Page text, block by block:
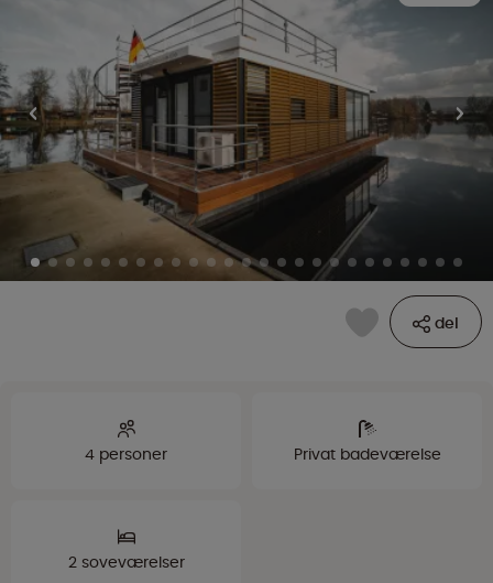
del
4 personer Privat badeværelse
2 soveværelser